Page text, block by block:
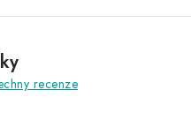
recenze